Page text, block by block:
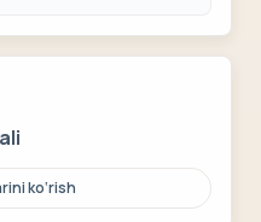
ko‘rish